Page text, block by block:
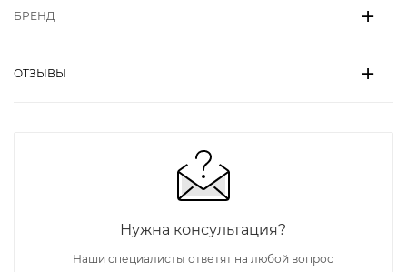
БРЕНД
ОТЗЫВЫ
Нужна консультация?
Наши специалисты ответят на любой вопрос